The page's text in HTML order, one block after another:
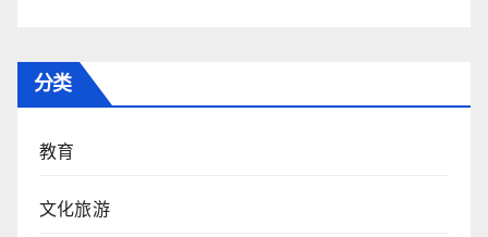
分类
教育
文化旅游